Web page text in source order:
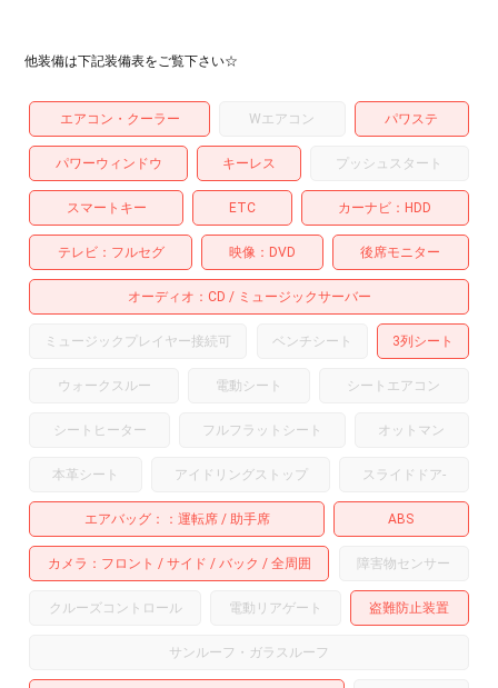
他装備は下記装備表をご覧下さい☆
エアコン・クーラー Wエアコン パワステ
パワーウィンドウ キーレス プッシュスタート
スマートキー ETC カーナビ HDD
テレビ フルセグ 映像 DVD 後席モニター
オーディオ CD ミュージックサーバー
ミュージックプレイヤー接続可 ベンチシート 3列シート
ウォークスルー 電動シート シートエアコン
シートヒーター フルフラットシート オットマン
本革シート アイドリングストップ スライドドア-
エアバッグ： 運転席 助手席 ABS
カメラ フロント サイド バック 全周囲 障害物センサー
クルーズコントロール 電動リアゲート 盗難防止装置
サンルーフ・ガラスルーフ